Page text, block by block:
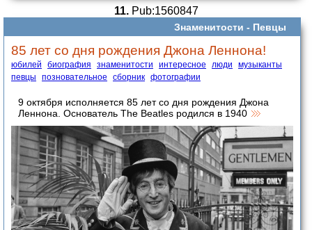
11.Pub:1560847
Знаменитости - Певцы
85 лет со дня рождения Джона Леннона!
юбилей биография знаменитости интересное люди
музыканты
певцы
позновательное сборник фотографии
9 октября исполняется 85 лет со дня рождения Джона
Леннона. Основатель The Beatles родился в 1940